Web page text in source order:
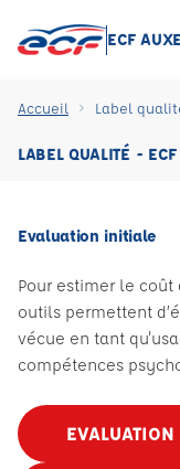
ECF
Accueil Label
LABEL QUALITÉ -
Evaluation initiale
Pour estimer le
outils permettent
vécue en tant
compétences